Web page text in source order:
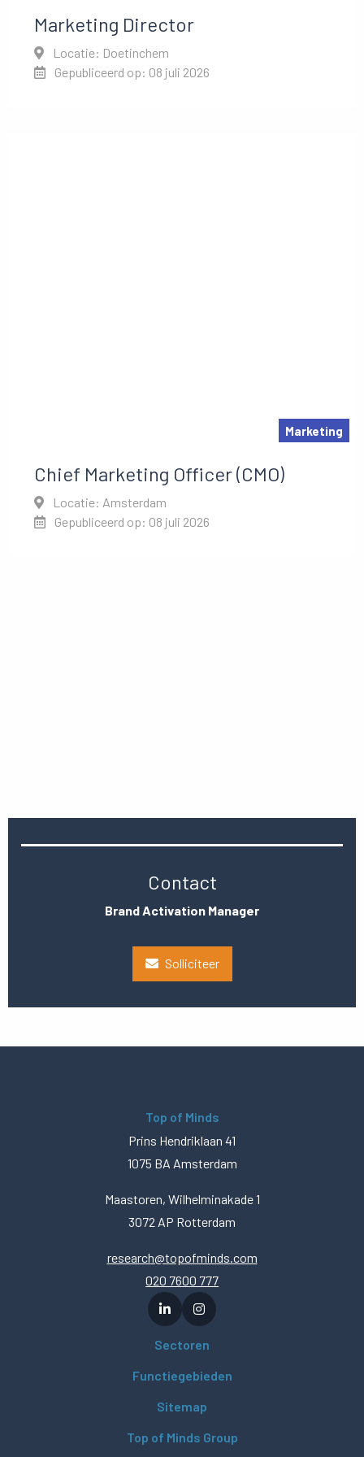
Marketing Director
Locatie: Doetinchem
Gepubliceerd op: 08 juli 2026
Marketing
Chief Marketing Officer (CMO)
Locatie: Amsterdam
Gepubliceerd op: 08 juli 2026
Contact
Brand Activation Manager
Solliciteer
Top of Minds
Prins Hendriklaan 41
1075 BA Amsterdam
Maastoren, Wilhelminakade 1
3072 AP Rotterdam
research@topofminds.com
020 7600 777
Sectoren
Functiegebieden
Sitemap
Top of Minds Group